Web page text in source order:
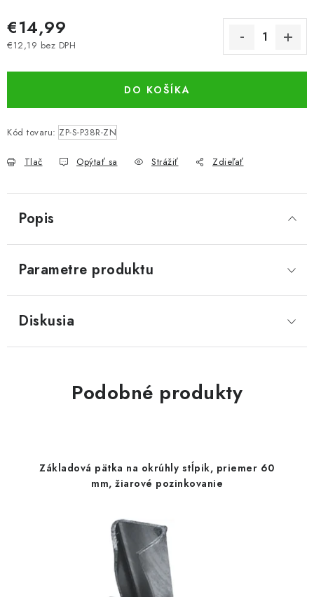
€14,99
€12,19 bez DPH
DO KOŠÍKA
Kód tovaru: ZP-S-P38R-ZN
Tlač Opýtať sa Strážiť Zdieľať
Popis
Parametre produktu
Diskusia
Podobné produkty
Základová pätka na okrúhly stĺpik, priemer 60
mm, žiarové pozinkovanie